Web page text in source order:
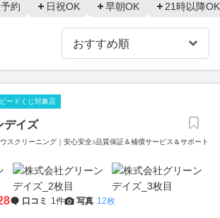
約 日祝OK 早朝OK 21時以降OK
ードくじ対象店
デイズ
スクリーニング｜安心安全♪品質保証＆補償サービス＆サポート
口コミ 1件 写真 12枚